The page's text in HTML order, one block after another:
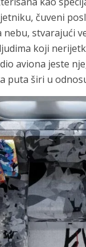
čuveni
stvarajući
koji
aviona jeste
puta širi u